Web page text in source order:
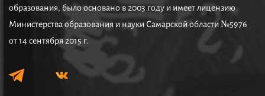
образования, было основано в 2003 году и имеет лицензию
Министерства образования и науки Самарской области №5976
от 14 сентября 2015 г.